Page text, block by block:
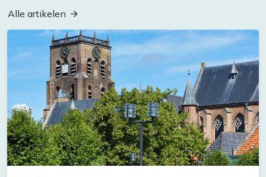
Alle artikelen